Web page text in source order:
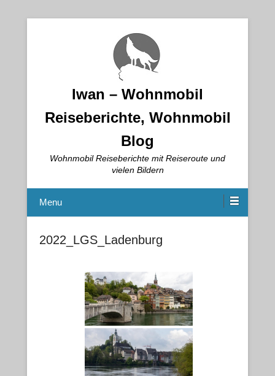
Iwan – Wohnmobil
Reiseberichte, Wohnmobil
Blog
Wohnmobil Reiseberichte mit Reiseroute und
vielen Bildern
Menu
2022_LGS_Ladenburg